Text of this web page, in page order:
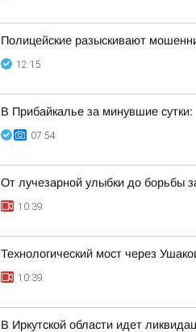
Полицейские разыскивают
12:15
В Прибайкалье за минувшие сутки:
07:54
От лучезарной улыбки до борьбы
10:39
Технологический мост через
10:39
В Иркутской области идет